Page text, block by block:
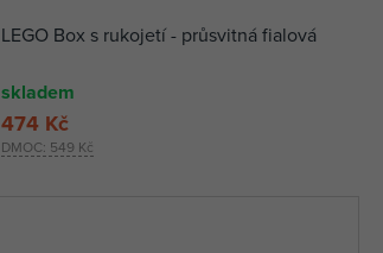
LEGO Box s rukojetí - průsvitná fialová
skladem
DMOC: 549 Kč
474 Kč